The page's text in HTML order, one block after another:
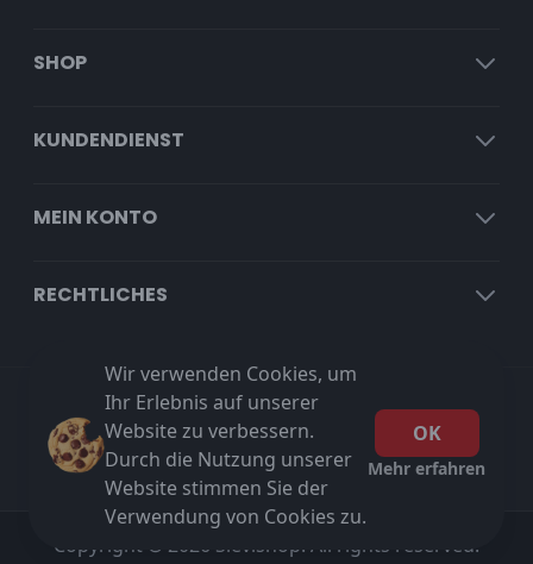
Wir verwenden Cookies, um
Ihr Erlebnis auf unserer
Website zu verbessern.
Durch die Nutzung unserer
Website stimmen Sie der
Verwendung von Cookies zu.
OK
Mehr erfahren
SHOP
KUNDENDIENST
MEIN KONTO
RECHTLICHES
Kostenloser Versand ab €100 exkl. MwSt!
Copyright © 2026 Sievishop. All rights reserved.